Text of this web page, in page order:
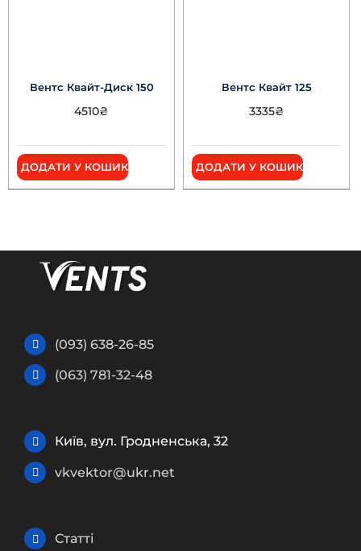
Вентс Квайт-Диск 150
4510₴
ДОДАТИ У КОШИК
Вентс Квайт 125
3335₴
ДОДАТИ У КОШИК
(093) 638-26-85
(063) 781-32-48
Київ, вул. Гродненська, 32
vkvektor@ukr.net
Статті